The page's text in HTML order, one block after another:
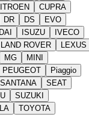
CUPRA
DR DS
EVO
ISUZU
IVECO
LAND ROVER
LEXUS
MG
MINI
PEUGEOT
Piaggio
SANTANA
SEAT
SUZUKI
TOYOTA